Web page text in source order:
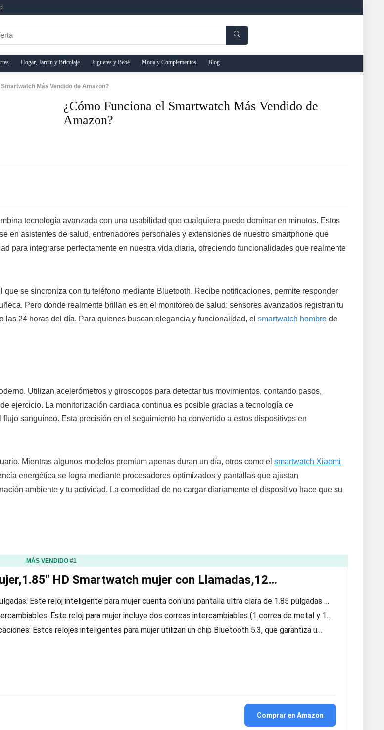
Hogar, Jardin y Bricolaje Juguetes y Bebé Moda y Complementos Blog
Más Vendido de Amazon?
¿Cómo Funciona el Smartwatch Más Vendido de
Amazon?
tecnología avanzada con una usabilidad que cualquiera puede dominar en minutos. Estos
en asistentes de salud, entrenadores personales y extensiones de nuestro smartphone que
para integrarse perfectamente en nuestra vida diaria, ofreciendo funcionalidades que realmente
que se sincroniza con tu teléfono mediante Bluetooth. Recibe notificaciones, permite responder
Pero donde realmente brillan es en el monitoreo de salud: sensores avanzados registran tu
24 horas del día. Para quienes buscan elegancia y funcionalidad, el smartwatch hombre de
Utilizan acelerómetros y giroscopos para detectar tus movimientos, contando pasos,
ejercicio. La monitorización cardiaca continua es posible gracias a tecnología de
sanguíneo. Esta precisión en el seguimiento ha convertido a estos dispositivos en
Mientras algunos modelos premium apenas duran un día, otros como el smartwatch Xiaomi
energética se logra mediante procesadores optimizados y pantallas que ajustan
ambiente y tu actividad. La comodidad de no cargar diariamente el dispositivo hace que su
MÁS VENDIDO #1
HD Smartwatch mujer con Llamadas,12…
Este reloj inteligente para mujer cuenta con una pantalla ultra clara de 1.85 pulgadas …
Este reloj para mujer incluye dos correas intercambiables (1 correa de metal y 1…
Estos relojes inteligentes para mujer utilizan un chip Bluetooth 5.3, que garantiza u…
Comprar en Amazon